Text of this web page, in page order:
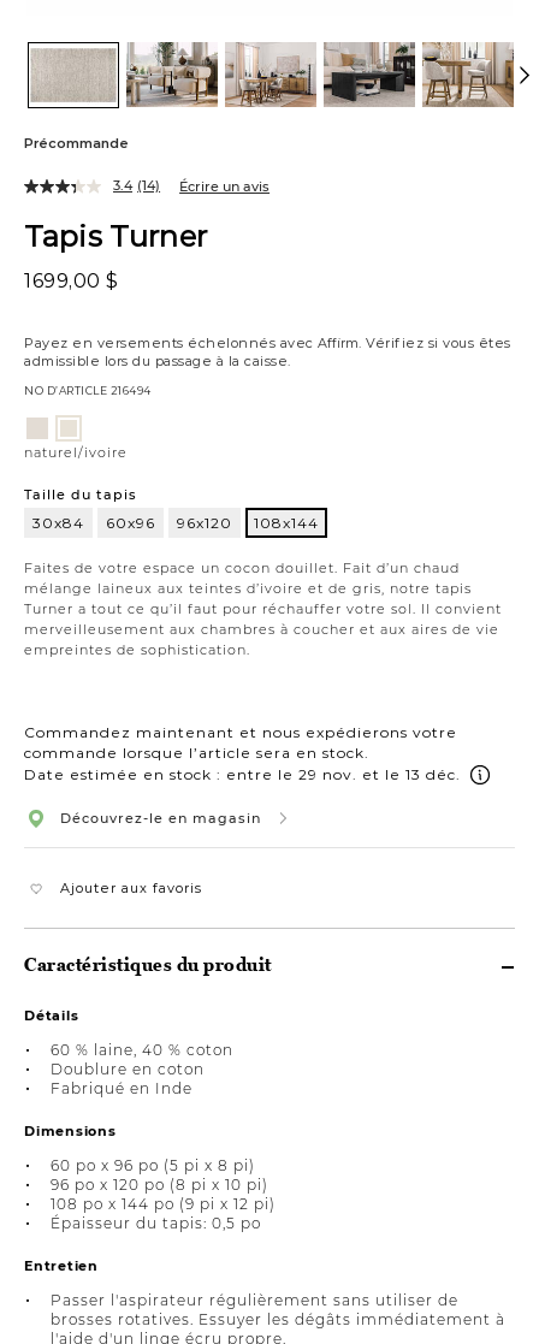
Précommande
Tapis Turner
1699,00 $
Payez en versements échelonnés avec Affirm. Vérifiez si vous êtes
admissible lors du passage à la caisse.
NO D’ARTICLE 216494
Faites de votre espace un cocon douillet. Fait d’un chaud
mélange laineux aux teintes d’ivoire et de gris, notre tapis
Turner a tout ce qu’il faut pour réchauffer votre sol. Il convient
merveilleusement aux chambres à coucher et aux aires de vie
empreintes de sophistication.
3.4 (14) Écrire un avis
Variations
naturel/ivoire
Taille du tapis
30x84 60x96 96x120 108x144
Commandez maintenant et nous expédierons votre
commande lorsque l’article sera en stock.
Date estimée en stock : entre le 29 nov. et le 13 déc.
Découvrez-le en magasin
Ajouter aux favoris
Caractéristiques du produit
Détails
60 % laine, 40 % coton
Doublure en coton
Fabriqué en Inde
Dimensions
60 po x 96 po (5 pi x 8 pi)
96 po x 120 po (8 pi x 10 pi)
108 po x 144 po (9 pi x 12 pi)
Épaisseur du tapis: 0,5 po
Entretien
Passer l'aspirateur régulièrement sans utiliser de
brosses rotatives. Essuyer les dégâts immédiatement à
l'aide d'un linge écru propre.